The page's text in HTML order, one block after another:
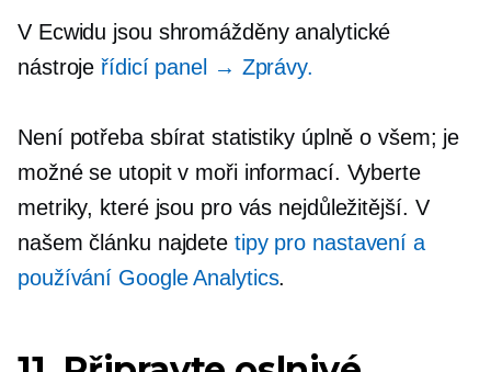
V Ecwidu jsou shromážděny analytické
nástrojeřídicí panel → Zprávy.
Není potřeba sbírat statistiky úplně o všem; je
možné se utopit v moři informací. Vyberte
metriky, které jsou pro vás nejdůležitější. V
našem článku najdete tipy pro nastavení a
používání Google Analytics.